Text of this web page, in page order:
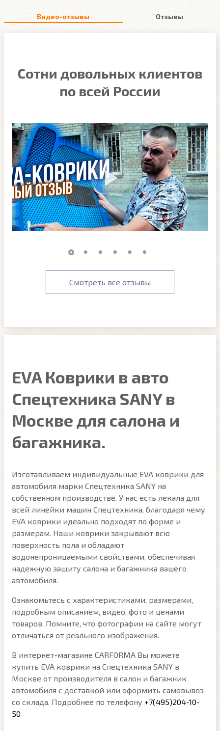
Видео-отзывы Отзывы
Сотни довольных клиентов
по всей России
Смотреть все отзывы
EVA Коврики в авто
Спецтехника SANY в
Москве для салона и
багажника.
Изготавливаем индивидуальные EVA коврики для
автомобиля марки Спецтехника SANY на
собственном производстве. У нас есть лекала для
всей линейки машин Спецтехника, благодаря чему
EVA коврики идеально подходят по форме и
размерам. Наши коврики закрывают всю
поверхность пола и обладают
водонепроницаемыми свойствами, обеспечивая
надежную защиту салона и багажника вашего
автомобиля.
Ознакомьтесь с характеристиками, размерами,
подробным описанием, видео, фото и ценами
товаров. Помните, что фотографии на сайте могут
отличаться от реального изображения.
В интернет-магазине CARFORMA Вы можете
купить EVA коврики на Спецтехника SANY в
Москве от производителя в салон и багажник
автомобиля с доставкой или оформить самовывоз
со склада. Подробнее по телефону +7(495)204-10-
50